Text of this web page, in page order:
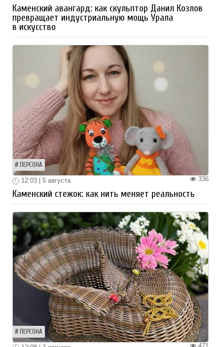
Каменский авангард: как скульптор Данил Козлов
превращает индустриальную мощь Урала
в искусство
ПЕРСОНА
336
12:03 | 5 августа
Каменский стежок: как нить меняет реальность
ПЕРСОНА